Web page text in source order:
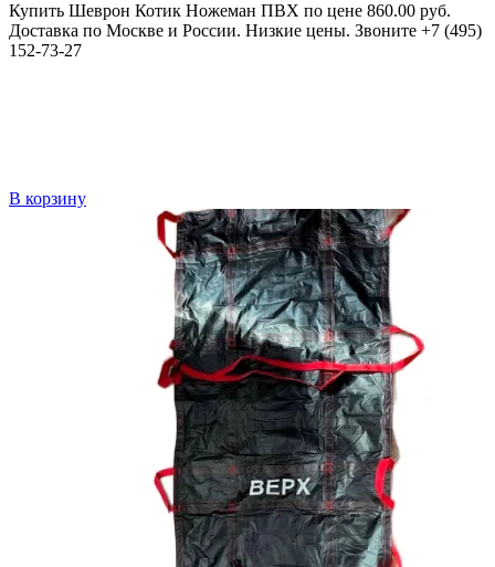
Купить Шеврон Котик Ножеман ПВХ по цене 860.00 руб.
Доставка по Москве и России. Низкие цены. Звоните +7 (495)
152-73-27
В корзину